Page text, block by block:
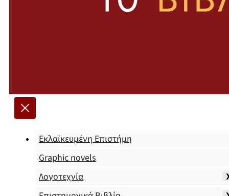
Εκλαϊκευμένη Επιστήμη
Graphic novels
Λογοτεχνία